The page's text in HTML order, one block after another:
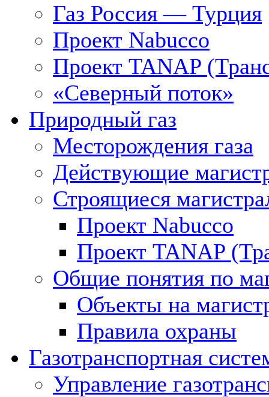
Газ Россия — Турция
Проект Nabucco
Проект TANAP
«Северный поток»
Природный газ
Месторождения газа
Действующие
Строящиеся
Проект Nabucco
Проект TANAP
Общие понятия по
Объекты на
Правила охраны
Газотранспортная
Управление